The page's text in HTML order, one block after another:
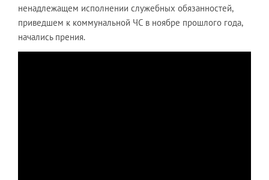
ненадлежащем исполнении служебных обязанностей,
приведшем к коммунальной ЧС в ноябре прошлого года,
начались прения.